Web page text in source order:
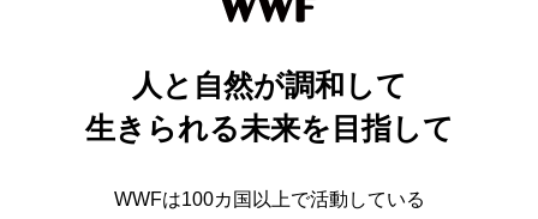
人と自然が調和して
生きられる未来を目指して
WWFは100カ国以上で活動している